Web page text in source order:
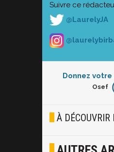
Suivre ce
@LaurelyJA
Donnez votre
Furieux
Joyeux
Osef
À